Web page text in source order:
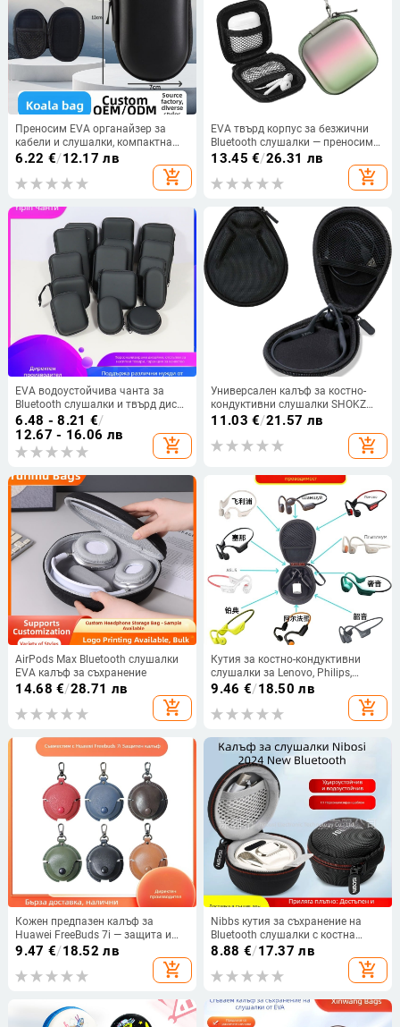
Преносим EVA органайзер за
кабели и слушалки, компактна
кутия за Bluetooth слушалки,
6.22 €/12.17 лв
add_shopping_cart
EVA твърд корпус за безжични
Bluetooth слушалки — преносим
водоустойчив кейс за
съхранение, персонализиран
13.45 €/26.31 лв
add_shopping_cart
EVA водоустойчива чанта за
Bluetooth слушалки и твърд диск
— преносим мултифункционален
кейс, устойчива на натиск
6.48 - 8.21 €/
12.67 - 16.06 лв
add_shopping_cart
Универсален калъф за костно-
кондуктивни слушалки SHOKZ
OpenRun Pro 2 и Pro 2 Mini
11.03 €/21.57 лв
add_shopping_cart
AirPods Max Bluetooth слушалки
EVA калъф за съхранение
14.68 €/28.71 лв
add_shopping_cart
Кутия за костно-кондуктивни
слушалки за Lenovo, Philips,
Sansui, Asus, Platinum, Shaoyin и
9.46 €/18.50 лв
add_shopping_cart
Кожен предпазен калъф за
Huawei FreeBuds 7i — защита и
съхранение, удароустойчив
9.47 €/18.52 лв
add_shopping_cart
Nibbs кутия за съхранение на
Bluetooth слушалки с костна
проводимост, модел 2024 Берлин
8.88 €/17.37 лв
add_shopping_cart